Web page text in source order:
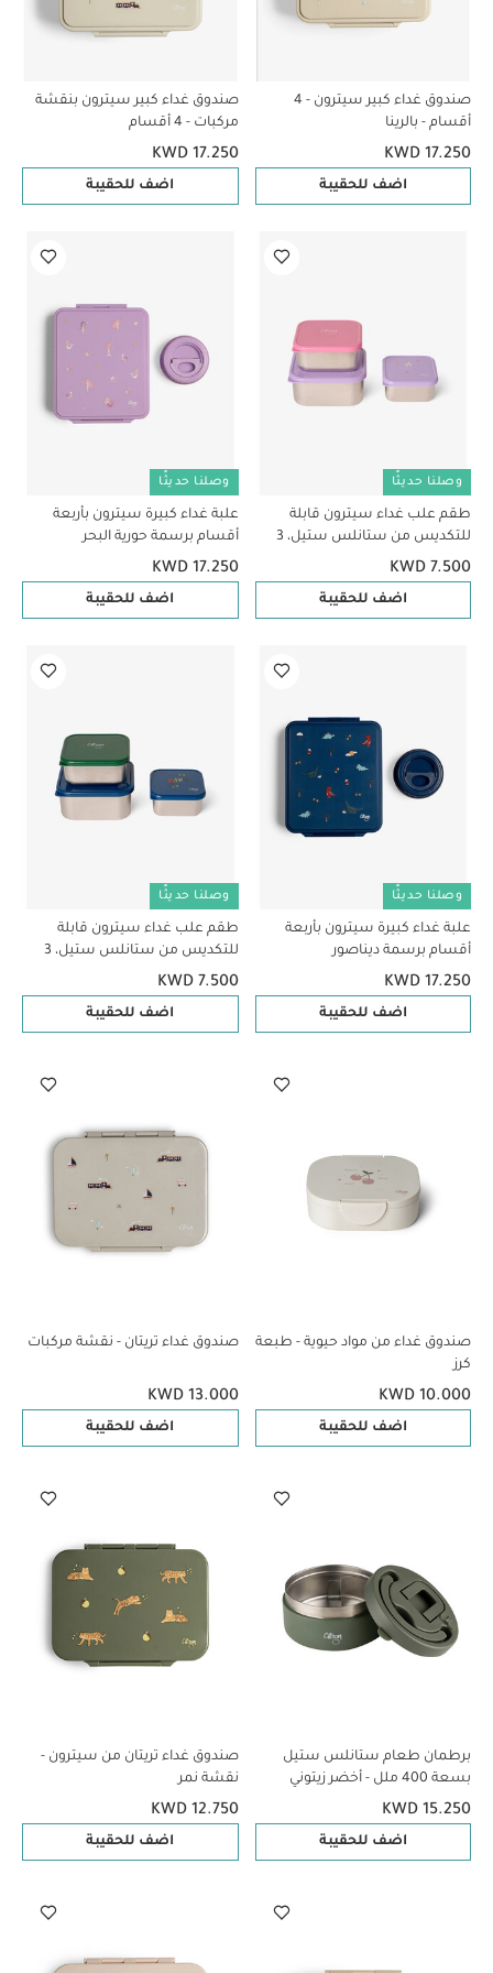
صندوق غداء كبير سيترون - 4
أقسام - بالرينا
KWD 17.250
اضف للحقيبة
صندوق غداء كبير سيترون بنقشة
مركبات - 4 أقسام
KWD 17.250
اضف للحقيبة
وصلنا حديثًا
طقم علب غداء سيترون قابلة
للتكديس من ستانلس ستيل، 3
قطع برسمة حورية البحر
KWD 7.500
اضف للحقيبة
وصلنا حديثًا
علبة غداء كبيرة سيترون بأربعة
أقسام برسمة حورية البحر
KWD 17.250
اضف للحقيبة
وصلنا حديثًا
علبة غداء كبيرة سيترون بأربعة
أقسام برسمة ديناصور
KWD 17.250
اضف للحقيبة
وصلنا حديثًا
طقم علب غداء سيترون قابلة
للتكديس من ستانلس ستيل، 3
قطع برسمة ديناصور
KWD 7.500
اضف للحقيبة
صندوق غداء من مواد حيوية - طبعة
كرز
KWD 10.000
اضف للحقيبة
صندوق غداء تريتان - نقشة مركبات
KWD 13.000
اضف للحقيبة
برطمان طعام ستانلس ستيل
بسعة 400 ملل - أخضر زيتوني
KWD 15.250
اضف للحقيبة
صندوق غداء تريتان من سيترون -
نقشة نمر
KWD 12.750
اضف للحقيبة